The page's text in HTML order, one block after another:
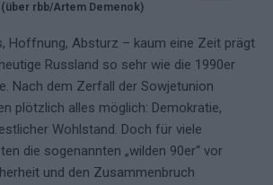
(über rbb/Artem Demenok)
Hoffnung, Absturz – kaum eine Zeit prägt
Russland so sehr wie die 1990er
Nach dem Zerfall der Sowjetunion
plötzlich alles möglich: Demokratie,
Wohlstand. Doch für viele
die sogenannten „wilden 90er“ vor
und den Zusammenbruch